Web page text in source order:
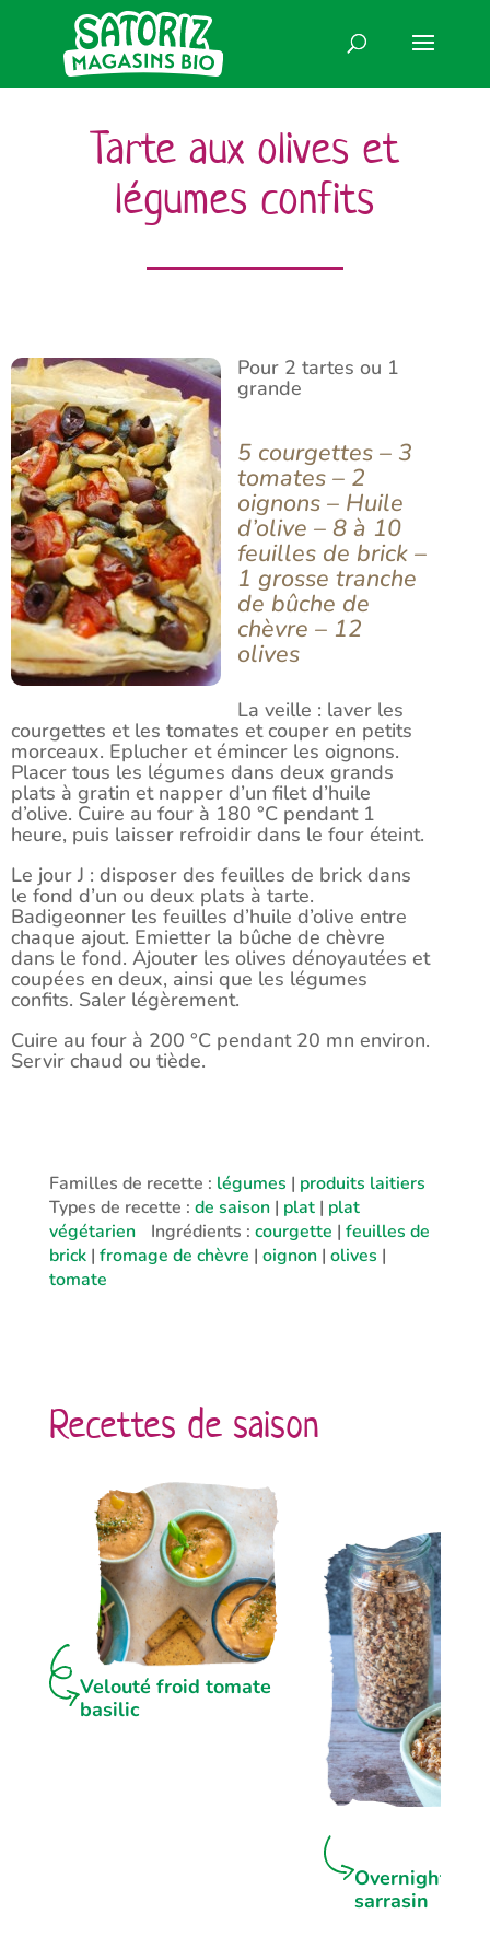
Tarte aux olives et
légumes confits
Pour 2 tartes ou 1
grande
5 courgettes – 3
tomates – 2
oignons – Huile
d’olive – 8 à 10
feuilles de brick –
1 grosse tranche
de bûche de
chèvre – 12
olives
La veille : laver les
courgettes et les tomates et couper en petits
morceaux. Eplucher et émincer les oignons.
Placer tous les légumes dans deux grands
plats à gratin et napper d’un filet d’huile
d’olive. Cuire au four à 180 °C pendant 1
heure, puis laisser refroidir dans le four éteint.
Le jour J : disposer des feuilles de brick dans
le fond d’un ou deux plats à tarte.
Badigeonner les feuilles d’huile d’olive entre
chaque ajout. Emietter la bûche de chèvre
dans le fond. Ajouter les olives dénoyautées et
coupées en deux, ainsi que les légumes
confits. Saler légèrement.
Cuire au four à 200 °C pendant 20 mn environ.
Servir chaud ou tiède.
Familles de recette : légumes | produits laitiers
Types de recette : de saison| plat| plat
végétarien
Ingrédients : courgette | feuilles de
brick| fromage de chèvre | oignon| olives |
tomate
Recettes de saison
Velouté froid tomate
basilic
Overnight
sarrasin